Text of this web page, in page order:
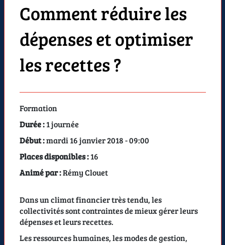
Comment réduire les
dépenses et optimiser
les recettes ?
Formation
Durée :1 journée
Début :mardi 16 janvier 2018 - 09:00
Places disponibles :16
Animé par :Rémy Clouet
Dans un climat financier très tendu, les
collectivités sont contraintes de mieux gérer leurs
dépenses et leurs recettes.
Les ressources humaines, les modes de gestion,